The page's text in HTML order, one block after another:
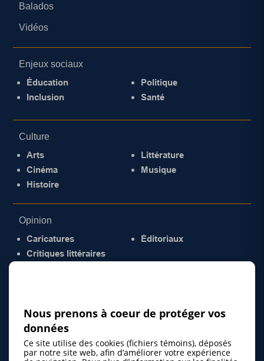
Balados
Vidéos
Enjeux sociaux
Éducation
Inclusion
Politique
Santé
Culture
Arts
Cinéma
Histoire
Littérature
Musique
Opinion
Caricatures
Critiques littéraires
Éditoriaux
Nous prenons à coeur de protéger vos
données
Ce site utilise des cookies (fichiers témoins), déposés
par notre site web, afin d’améliorer votre expérience